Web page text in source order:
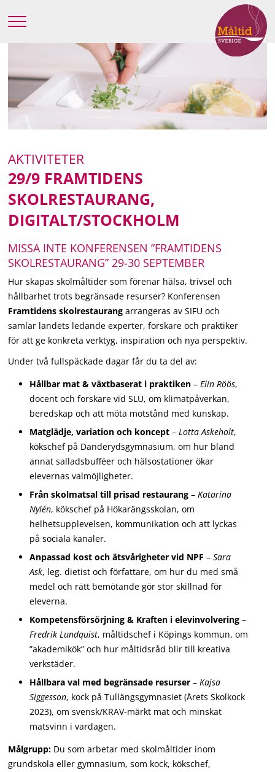
AKTIVITETER
29/9 FRAMTIDENS
SKOLRESTAURANG,
DIGITALT/STOCKHOLM
MISSA INTE KONFERENSEN ”FRAMTIDENS
SKOLRESTAURANG” 29-30 SEPTEMBER
Hur skapas skolmåltider som förenar hälsa, trivsel och
hållbarhet trots begränsade resurser? Konferensen
Framtidens skolrestaurang arrangeras av SIFU och
samlar landets ledande experter, forskare och praktiker
för att ge konkreta verktyg, inspiration och nya perspektiv.
Under två fullspäckade dagar får du ta del av:
Hållbar mat & växtbaserat i praktiken –Elin Röös,
docent och forskare vid SLU, om klimatpåverkan,
beredskap och att möta motstånd med kunskap.
Matglädje, variation och koncept –Lotta Askeholt,
kökschef på Danderydsgymnasium, om hur bland
annat salladsbufféer och hälsostationer ökar
elevernas valmöjligheter.
Från skolmatsal till prisad restaurang –Katarina
Nylén, kökschef på Hökarängsskolan, om
helhetsupplevelsen, kommunikation och att lyckas
på sociala kanaler.
Anpassad kost och ätsvårigheter vid NPF –Sara
Ask, leg. dietist och författare, om hur du med små
medel och rätt bemötande gör stor skillnad för
eleverna.
Kompetensförsörjning & Kraften i elevinvolvering –
Fredrik Lundquist, måltidschef i Köpings kommun, om
”akademikök” och hur måltidsråd blir till kreativa
verkstäder.
Hållbara val med begränsade resurser –Kajsa
Siggesson, kock på Tullängsgymnasiet (Årets Skolkock
2023), om svensk/KRAV-märkt mat och minskat
matsvinn i vardagen.
Målgrupp: Du som arbetar med skolmåltider inom
grundskola eller gymnasium, som kock, kökschef,